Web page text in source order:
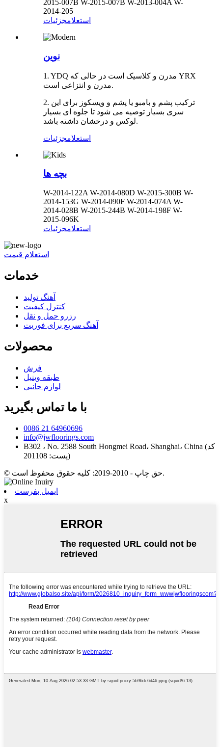
2015-007B W-2015-007B W-2013-004A W-
2014-205
استعلامجزئیات
نوین
1. YDQ مدرن و کلاسیک است در حالی که YRX
مدرن و انتزاعی است.
2. ترکیب پشم و بامبو یا پشم و ویسکوز برای این
سری بسیار توصیه می شود تا جلوه ای بسیار
لوکس و درخشان داشته باشد.
استعلامجزئیات
بچه ها
W-2014-122A W-2014-080D W-2015-300B W-
2014-153G W-2014-090F W-2014-074A W-
2014-028B W-2015-244B W-2014-198F W-
2015-096K
استعلامجزئیات
استعلام قیمت
خدمات
آهنگ تولید
کنترل کیفیت
رزرو حمل و نقل
آهنگ سریع برای فوریت
محصولات
فرش
طبقه وینیل
لوازم جانبی
با ما تماس بگیرید
0086 21 64960696
info@jwfloorings.com
B302 ، No. 2588 South Hongmei Road، Shanghai، China (کد
پست: 201108)
© حق چاپ - 2010-2019: کلیه حقوق محفوظ است.
ایمیل بفرست
x